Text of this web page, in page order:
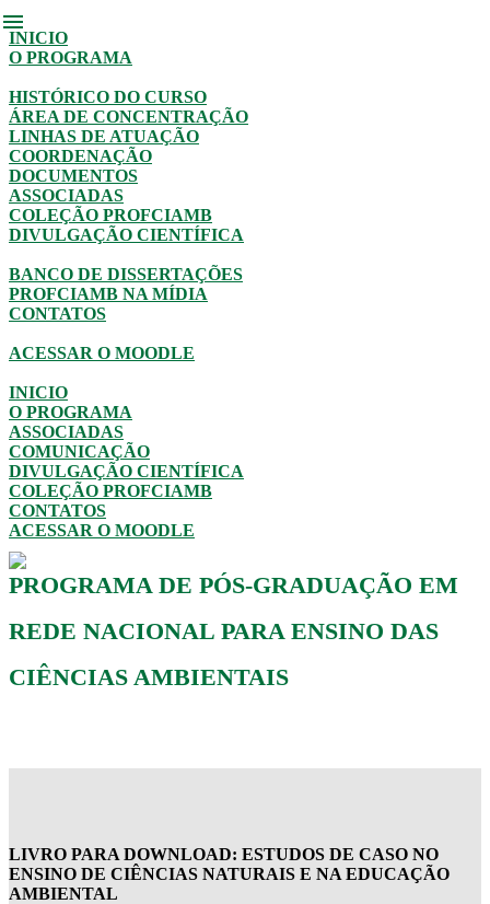
menu
INICIO
O PROGRAMA
HISTÓRICO DO CURSO
ÁREA DE CONCENTRAÇÃO
LINHAS DE ATUAÇÃO
COORDENAÇÃO
DOCUMENTOS
ASSOCIADAS
COLEÇÃO PROFCIAMB
DIVULGAÇÃO CIENTÍFICA
BANCO DE DISSERTAÇÕES
PROFCIAMB NA MÍDIA
CONTATOS
ACESSAR O MOODLE
INICIO
O PROGRAMA
ASSOCIADAS
COMUNICAÇÃO
DIVULGAÇÃO CIENTÍFICA
COLEÇÃO PROFCIAMB
CONTATOS
ACESSAR O MOODLE
PROGRAMA DE PÓS-GRADUAÇÃO EM
REDE NACIONAL PARA ENSINO DAS
CIÊNCIAS AMBIENTAIS
LIVRO PARA DOWNLOAD: ESTUDOS DE CASO NO
ENSINO DE CIÊNCIAS NATURAIS E NA EDUCAÇÃO
AMBIENTAL